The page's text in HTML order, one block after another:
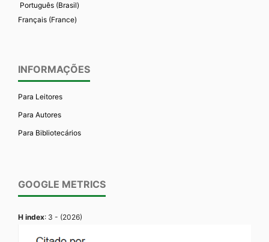
Português (Brasil)
Français (France)
INFORMAÇÕES
Para Leitores
Para Autores
Para Bibliotecários
GOOGLE METRICS
H index: 3 - (2026)